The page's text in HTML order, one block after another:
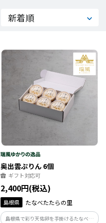
奥出雲ぷりん 6個
ギフト対応可
2,400円(税込)
島根県 たなべたたらの里
島根県で彩り天佑卵を手掛けるたなべた